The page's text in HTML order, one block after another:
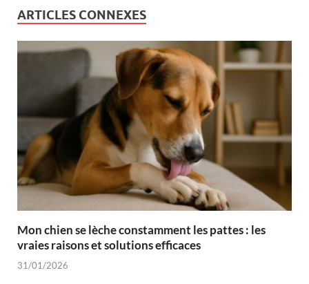
ARTICLES CONNEXES
Mon chien se lèche constamment les pattes : les
vraies raisons et solutions efficaces
31/01/2026